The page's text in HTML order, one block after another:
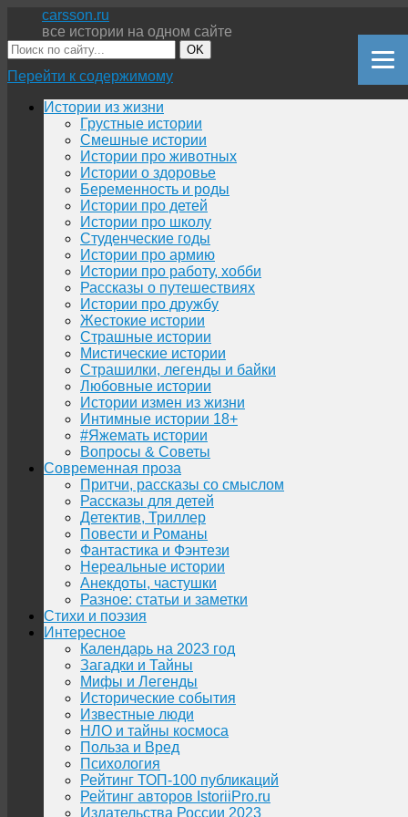
carsson.ru
все истории на одном сайте
OK
Перейти к содержимому
Истории из жизни
Грустные истории
Смешные истории
Истории про животных
Истории о здоровье
Беременность и роды
Истории про детей
Истории про школу
Студенческие годы
Истории про армию
Истории про работу, хобби
Рассказы о путешествиях
Истории про дружбу
Жестокие истории
Страшные истории
Мистические истории
Страшилки, легенды и байки
Любовные истории
Истории измен из жизни
Интимные истории 18+
#Яжемать истории
Вопросы & Советы
Современная проза
Притчи, рассказы со смыслом
Рассказы для детей
Детектив, Триллер
Повести и Романы
Фантастика и Фэнтези
Нереальные истории
Анекдоты, частушки
Разное: статьи и заметки
Стихи и поэзия
Интересное
Календарь на 2023 год
Загадки и Тайны
Мифы и Легенды
Исторические события
Известные люди
НЛО и тайны космоса
Польза и Вред
Психология
Рейтинг ТОП-100 публикаций
Рейтинг авторов IstoriiPro.ru
Издательства России 2023